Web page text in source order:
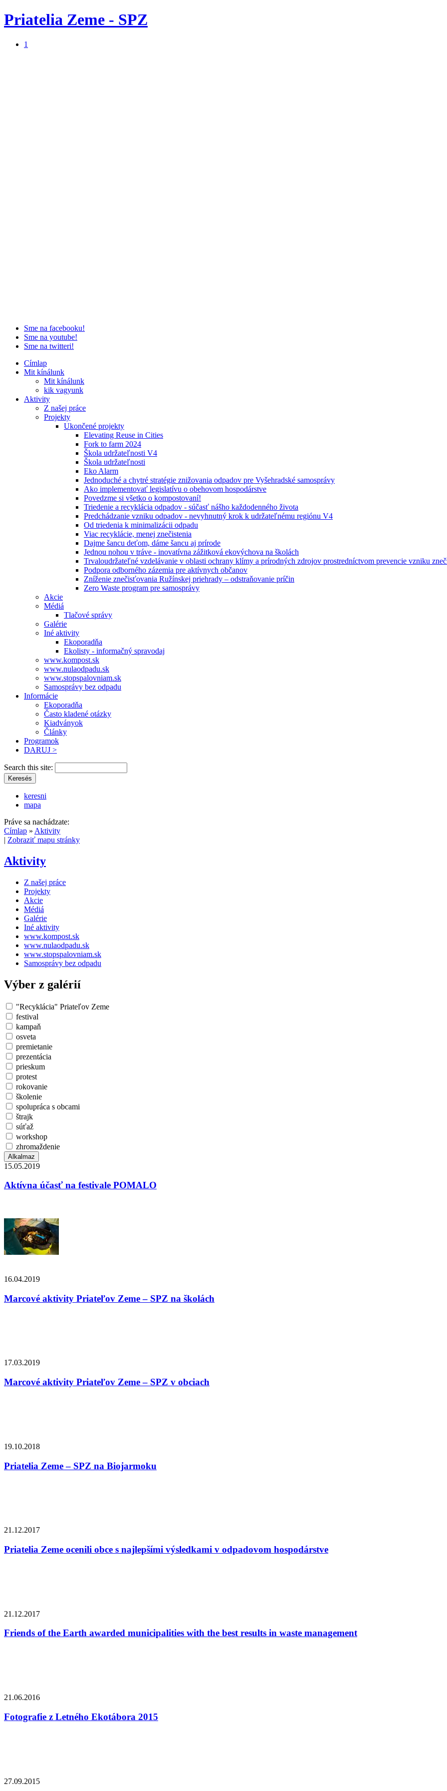
Priatelia Zeme - SPZ
1
Sme na facebooku!
Sme na youtube!
Sme na twitteri!
Címlap
Mit kínálunk
Mit kínálunk
kik vagyunk
Aktivity
Z našej práce
Projekty
Ukončené projekty
Elevating Reuse in Cities
Fork to farm 2024
Škola udržateľnosti V4
Škola udržateľnosti
Eko Alarm
Jednoduché a chytré stratégie znižovania odpadov pre Vyšehradské samosprávy
Ako implementovať legislatívu o obehovom hospodárstve
Povedzme si všetko o kompostovaní!
Triedenie a recyklácia odpadov - súčasť nášho každodenného života
Predchádzanie vzniku odpadov - nevyhnutný krok k udržateľnému regiónu V4
Od triedenia k minimalizácii odpadu
Viac recyklácie, menej znečistenia
Dajme šancu deťom, dáme šancu aj prírode
Jednou nohou v tráve - inovatívna zážitková ekovýchova na školách
Trvaloudržateľné vzdelávanie v oblasti ochrany klímy a prírodných zdrojov prostredníctvom prevencie vzniku
Podpora odborného zázemia pre aktívnych občanov
Zníženie znečisťovania Ružínskej priehrady – odstraňovanie príčin
Zero Waste program pre samosprávy
Akcie
Médiá
Tlačové správy
Galérie
Iné aktivity
Ekoporadňa
Ekolisty - informačný spravodaj
www.kompost.sk
www.nulaodpadu.sk
www.stopspalovniam.sk
Samosprávy bez odpadu
Informácie
Ekoporadňa
Často kladené otázky
Kiadványok
Články
Programok
DARUJ >
Search this site:
keresni
mapa
Práve sa nachádzate:
Címlap » Aktivity
| Zobraziť mapu stránky
Aktivity
Z našej práce
Projekty
Akcie
Médiá
Galérie
Iné aktivity
www.kompost.sk
www.nulaodpadu.sk
www.stopspalovniam.sk
Samosprávy bez odpadu
Výber z galérií
"Recyklácia" Priateľov Zeme
festival
kampaň
osveta
premietanie
prezentácia
prieskum
protest
rokovanie
školenie
spolupráca s obcami
štrajk
súťaž
workshop
zhromaždenie
15.05.2019
Aktívna účasť na festivale POMALO
16.04.2019
Marcové aktivity Priateľov Zeme – SPZ na školách
17.03.2019
Marcové aktivity Priateľov Zeme – SPZ v obciach
19.10.2018
Priatelia Zeme – SPZ na Biojarmoku
21.12.2017
Priatelia Zeme ocenili obce s najlepšími výsledkami v odpadovom hospodárstve
21.12.2017
Friends of the Earth awarded municipalities with the best results in waste management
21.06.2016
Fotografie z Letného Ekotábora 2015
27.09.2015